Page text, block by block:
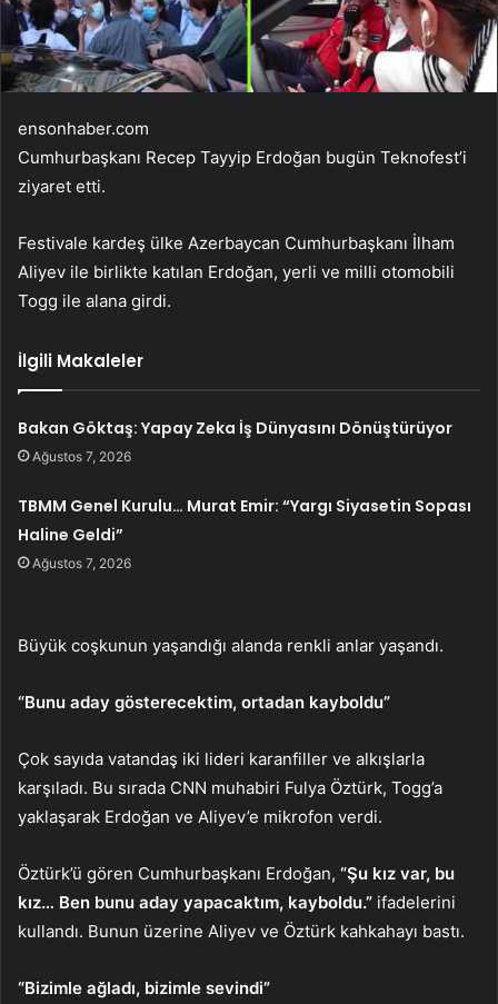
ensonhaber.com
Cumhurbaşkanı Recep Tayyip Erdoğan bugün Teknofest’i
ziyaret etti.
Festivale kardeş ülke Azerbaycan Cumhurbaşkanı İlham
Aliyev ile birlikte katılan Erdoğan, yerli ve milli otomobili
Togg ile alana girdi.
İlgili Makaleler
Bakan Göktaş: Yapay Zeka İş Dünyasını Dönüştürüyor
Ağustos 7, 2026
TBMM Genel Kurulu… Murat Emir: “Yargı Siyasetin Sopası
Haline Geldi”
Ağustos 7, 2026
Büyük coşkunun yaşandığı alanda renkli anlar yaşandı.
“Bunu aday gösterecektim, ortadan kayboldu”
Çok sayıda vatandaş iki lideri karanfiller ve alkışlarla
karşıladı. Bu sırada CNN muhabiri Fulya Öztürk, Togg’a
yaklaşarak Erdoğan ve Aliyev’e mikrofon verdi.
Öztürk’ü gören Cumhurbaşkanı Erdoğan, “Şu kız var, bu
kız… Ben bunu aday yapacaktım, kayboldu.” ifadelerini
kullandı. Bunun üzerine Aliyev ve Öztürk kahkahayı bastı.
“Bizimle ağladı, bizimle sevindi”